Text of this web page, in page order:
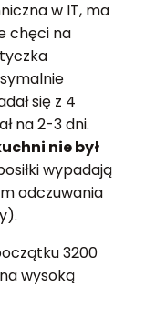
w IT, ma
chęci na
się z 4
na 2-3 dni.
nie był
wypadają
odczuwania
3200
wysoką